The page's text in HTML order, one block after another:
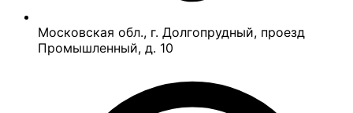
Московская обл., г. Долгопрудный, проезд
Промышленный, д. 10